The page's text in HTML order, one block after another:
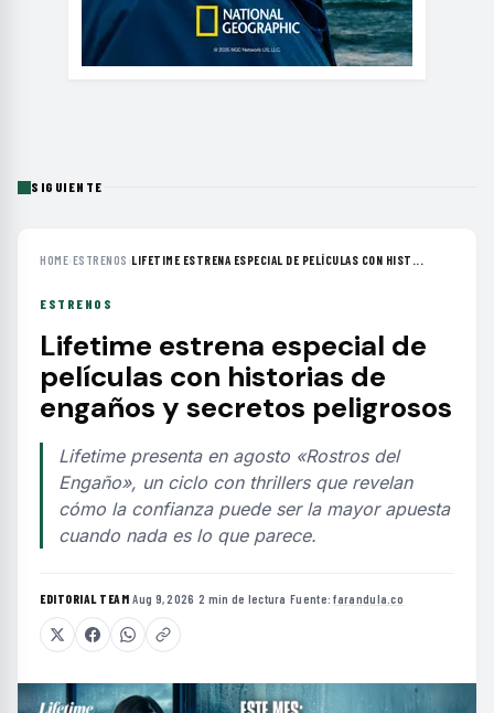
SIGUIENTE
HOME›ESTRENOS ›LIFETIME ESTRENA ESPECIAL DE PELÍCULAS CON HIST...
ESTRENOS
Lifetime estrena especial de
películas con historias de
engaños y secretos peligrosos
Lifetime presenta en agosto «Rostros del
Engaño», un ciclo con thrillers que revelan
cómo la confianza puede ser la mayor apuesta
cuando nada es lo que parece.
EDITORIAL TEAM·Aug 9, 2026 ·2 min de lectura ·Fuente:farandula.co